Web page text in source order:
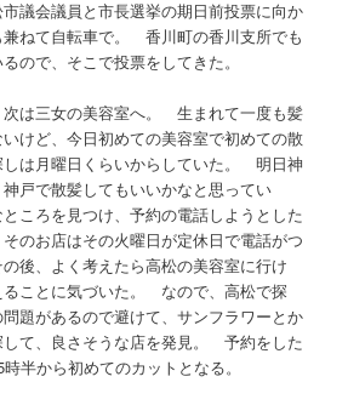
議会議員と市長選挙の期日前投票に向か
ねて自転車で。 香川町の香川支所でも
ので、そこで投票をしてきた。
次は三女の美容室へ。 生まれて一度も髪
けど、今日初めての美容室で初めての散
は月曜日くらいからしていた。 明日神
戸で散髪してもいいかなと思ってい
ころを見つけ、予約の電話しようとした
のお店はその火曜日が定休日で電話がつ
後、よく考えたら高松の美容室に行け
ことに気づいた。 なので、高松で探
題があるので避けて、サンフラワーとか
して、良さそうな店を発見。 予約をした
半から初めてのカットとなる。